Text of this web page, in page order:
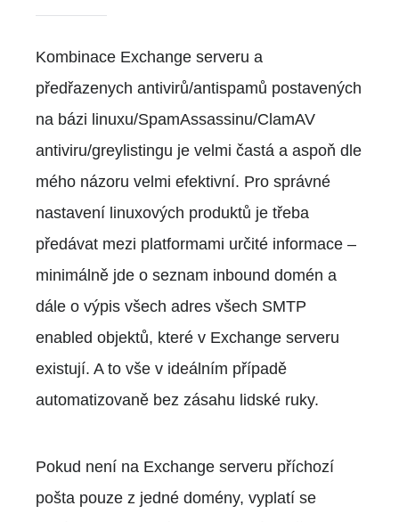
Kombinace Exchange serveru a
předřazenych antivirů/antispamů postavených
na bázi linuxu/SpamAssassinu/ClamAV
antiviru/greylistingu je velmi častá a aspoň dle
mého názoru velmi efektivní. Pro správné
nastavení linuxových produktů je třeba
předávat mezi platformami určité informace –
minimálně jde o seznam inbound domén a
dále o výpis všech adres všech SMTP
enabled objektů, které v Exchange serveru
existují. A to vše v ideálním případě
automatizovaně bez zásahu lidské ruky.
Pokud není na Exchange serveru příchozí
pošta pouze z jedné domény, vyplatí se